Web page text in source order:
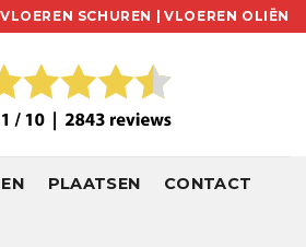
VLOEREN SCHUREN | VLOEREN OLIËN
PLAATSEN CONTACT